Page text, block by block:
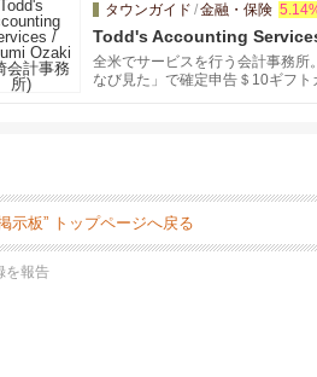
タウンガイド /金融・保険
Todd's Accounting
全米でサービスを行う会計事務
なび見た」で確定申告＄10ギフ
示板” トップページへ戻る
を報告